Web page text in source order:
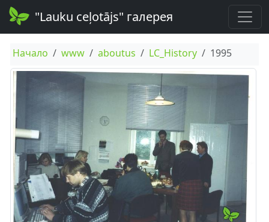
"Lauku ceļotājs" галерея
Начало www aboutus LC_History 1995